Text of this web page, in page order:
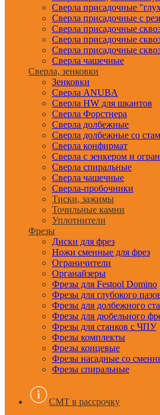
Сверла присадочные
Сверла присадочные с
Сверла присадочные
Сверла присадочные
Сверла присадочные
Сверла чашечные
Сверла, зенковки
Зенковки
Сверла ANUBA
Сверла HW для шкантов
Сверла Форстнера
Сверла долбежные
Сверла долбежные со
Сверла конфирмат
Сверла с зенкером и
Сверла спиральные
Сверла чашечные
Сверла-пробочники
Тиски, зажимы
Точильные камни
Уплотнители
Фрезы
Диски для фрез
Ножи сменные для фрез
Ограничители
Органайзеры
Фрезы для Festool Domino
Фрезы для глубокого
Фрезы для долбежного
Фрезы для дюбельного
Фрезы для станков с ЧПУ
Фрезы комплекты
Фрезы концевые
Фрезы насадные со
Фрезы спиральные
CMT в рассрочку